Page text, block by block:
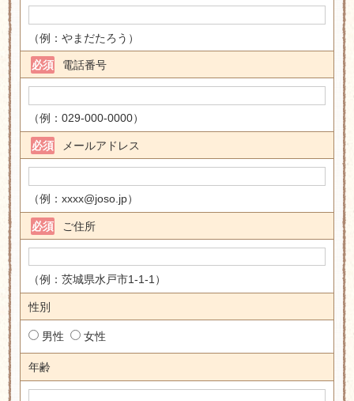
（例：やまだたろう）
電話番号
必須
（例：029-000-0000）
メールアドレス
必須
（例：xxxx@joso.jp）
ご住所
必須
（例：茨城県水戸市1-1-1）
性別
男性 女性
年齢